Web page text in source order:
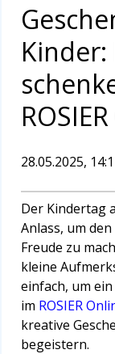
Kinder:
28.05.2025,
Der Kindertag
Anlass, um
Freude zu
kleine
einfach, um
im ROSIER
kreative
begeistern.